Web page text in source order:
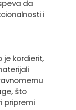
da
i
je kordierit,
što
pripremi